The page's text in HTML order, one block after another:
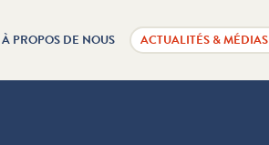
À PROPOS DE NOUS ACTUALITÉS & MÉDIAS